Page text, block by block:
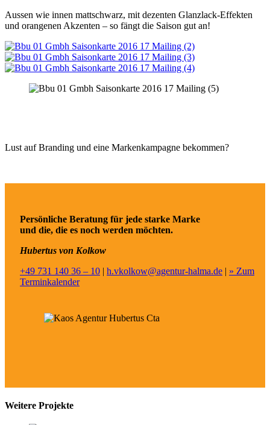
Aussen wie innen mattschwarz, mit dezenten Glanzlack-Effekten
und orangenen Akzenten – so fängt die Saison gut an!
Lust auf Branding und eine Markenkampagne bekommen?
Persönliche Beratung für jede starke Marke
und die, die es noch werden möchten.
Hubertus von Kolkow
+49 731 140 36 – 10 | h.vkolkow@agentur-halma.de | » Zum
Terminkalender
Weitere Projekte